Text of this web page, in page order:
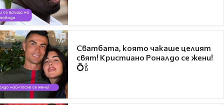
Сватбата, която чакаше целият
свят! Кристиано Роналдо се жени!
💍🍾